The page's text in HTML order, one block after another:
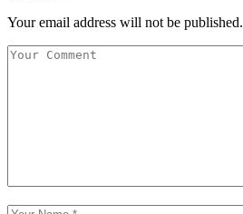
Your email address will not be published.